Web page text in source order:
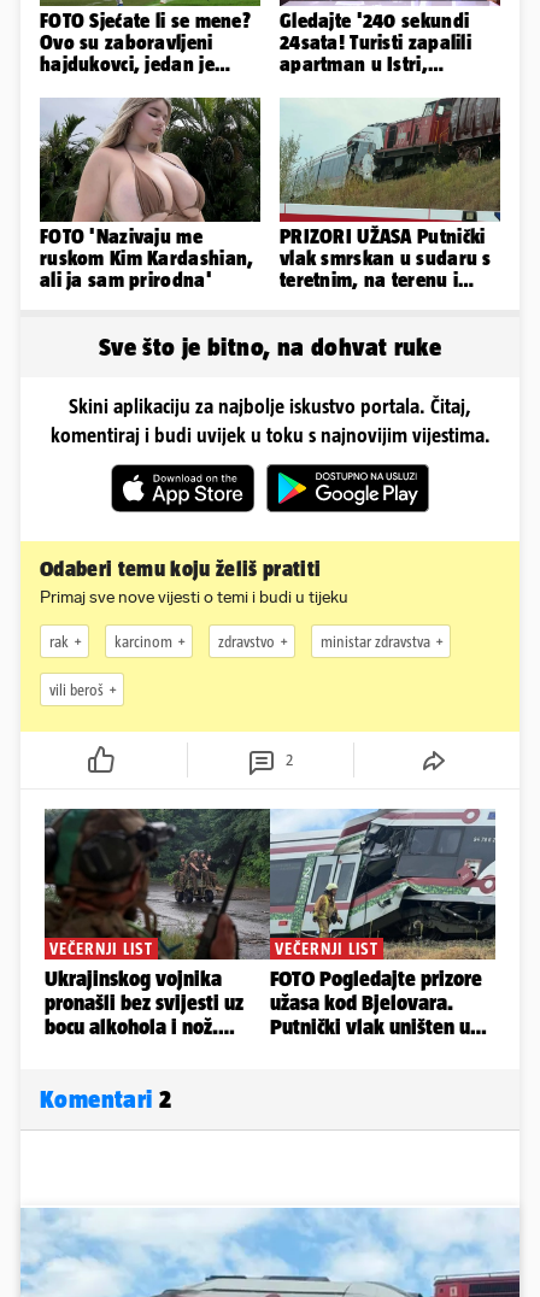
FOTO Sjećate li se mene?
Ovo su zaboravljeni
hajdukovci, jedan je
Gledajte '240 sekundi
24sata! Turisti zapalili
apartman u Istri,
FOTO 'Nazivaju me
ruskom Kim Kardashian,
ali ja sam prirodna'
PRIZORI UŽASA Putnički
vlak smrskan u sudaru s
teretnim, na terenu i
Sve što je bitno, na dohvat ruke
Skini aplikaciju za najbolje iskustvo portala. Čitaj,
komentiraj i budi uvijek u toku s najnovijim vijestima.
Odaberi temu koju želiš pratiti
Primaj sve nove vijesti o temi i budi u tijeku
rak karcinom zdravstvo ministar zdravstva
vili beroš
2
Komentari 2